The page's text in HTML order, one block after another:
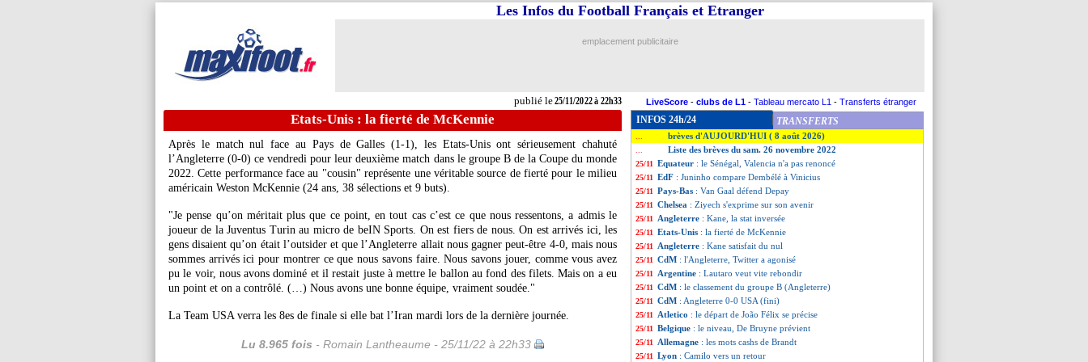
publié le25/11/2022 à 22h33
Les Infos du Football Français et Etranger
emplacement publicitaire
LiveScore - clubs de L1 - Tableau mercato L1 - Transferts étranger
Etats-Unis : la fierté de McKennie
Après le match nul face au Pays de Galles (1-1), les Etats-Unis ont sérieusement chahuté
l’Angleterre (0-0) ce vendredi pour leur deuxième match dans le groupe B de la Coupe du monde
2022. Cette performance face au "cousin" représente une véritable source de fierté pour le milieu
américain Weston McKennie (24 ans, 38 sélections et 9 buts).
"Je pense qu’on méritait plus que ce point, en tout cas c’est ce que nous ressentons, a admis le
joueur de la Juventus Turin au micro de beIN Sports. On est fiers de nous. On est arrivés ici, les
gens disaient qu’on était l’outsider et que l’Angleterre allait nous gagner peut-être 4-0, mais nous
sommes arrivés ici pour montrer ce que nous savons faire. Nous savons jouer, comme vous avez
pu le voir, nous avons dominé et il restait juste à mettre le ballon au fond des filets. Mais on a eu
un point et on a contrôlé. (…) Nous avons une bonne équipe, vraiment soudée."
La Team USA verra les 8es de finale si elle bat l’Iran mardi lors de la dernière journée.
Lu 8.965 fois - Romain Lantheaume - 25/11/22 à 22h33
INFOS 24h/24 TRANSFERTS
brèves d'AUJOURD'HUI ( 8 août 2026)
Liste des brèves du sam. 26 novembre 2022
25/11 Equateur : le Sénégal, Valencia n'a pas renoncé
25/11 EdF : Juninho compare Dembélé à Vinicius
25/11 Pays-Bas : Van Gaal défend Depay
25/11 Chelsea : Ziyech s'exprime sur son avenir
25/11 Angleterre : Kane, la stat inversée
25/11 Etats-Unis : la fierté de McKennie
25/11 Angleterre : Kane satisfait du nul
25/11 CdM : l'Angleterre, Twitter a agonisé
25/11 Argentine : Lautaro veut vite rebondir
25/11 CdM : le classement du groupe B (Angleterre)
25/11 CdM : Angleterre 0-0 USA (fini)
25/11 Atletico : le départ de João Félix se précise
25/11 Belgique : le niveau, De Bruyne prévient
25/11 Allemagne : les mots cashs de Brandt
25/11 Lyon : Camilo vers un retour